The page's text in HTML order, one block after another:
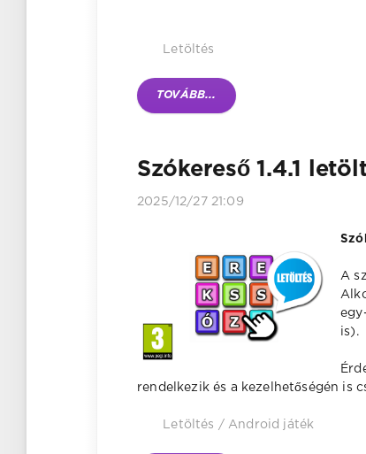
Letöltés
TOVÁBB...
Szókereső 1.4.1
2025/12/27 21:09
A
is).
rendelkezik és a kezelhetőségén is
Letöltés / Android játék